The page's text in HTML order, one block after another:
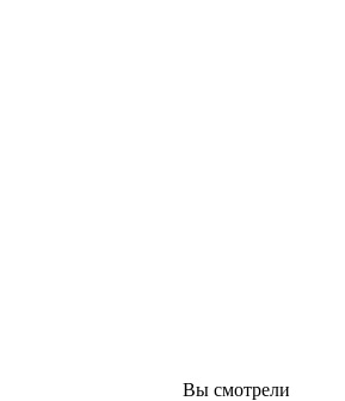
Вы смотрели